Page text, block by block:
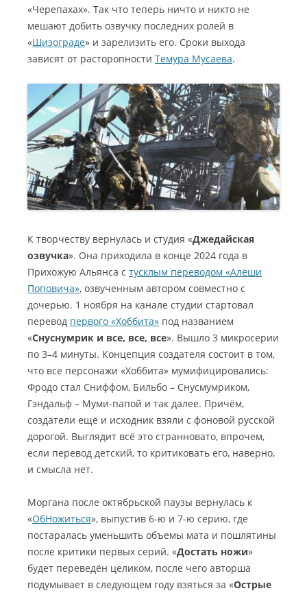
«Черепахах». Так что теперь ничто и никто не
мешают добить озвучку последних ролей в
«Шизограде» и зарелизить его. Сроки выхода
зависят от расторопности Темура Мусаева.
К творчеству вернулась и студия «Джедайская
озвучка». Она приходила в конце 2024 года в
Прихожую Альянса с тусклым переводом «Алёши
Поповича», озвученным автором совместно с
дочерью. 1 ноября на канале студии стартовал
перевод первого «Хоббита» под названием
«Снуснумрик и все, все, все». Вышло 3 микросерии
по 3–4 минуты. Концепция создателя состоит в том,
что все персонажи «Хоббита» мумифицировались:
Фродо стал Сниффом, Бильбо – Снусмумриком,
Гэндальф – Муми-папой и так далее. Причём,
создатели ещё и исходник взяли с фоновой русской
дорогой. Выглядит всё это странновато, впрочем,
если перевод детский, то критиковать его, наверно,
и смысла нет.
Моргана после октябрьской паузы вернулась к
«ОбНожиться», выпустив 6-ю и 7-ю серию, где
постаралась уменьшить объемы мата и пошлятины
после критики первых серий. «Достать ножи»
будет переведён целиком, после чего авторша
подумывает в следующем году взяться за «Острые